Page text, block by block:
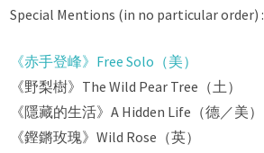
Special Mentions (in no particular order) :
《赤手登峰》Free Solo（美）
《野梨樹》The Wild Pear Tree（土）
《隱藏的生活》A Hidden Life（德／美）
《鏗鏘玫瑰》Wild Rose（英）